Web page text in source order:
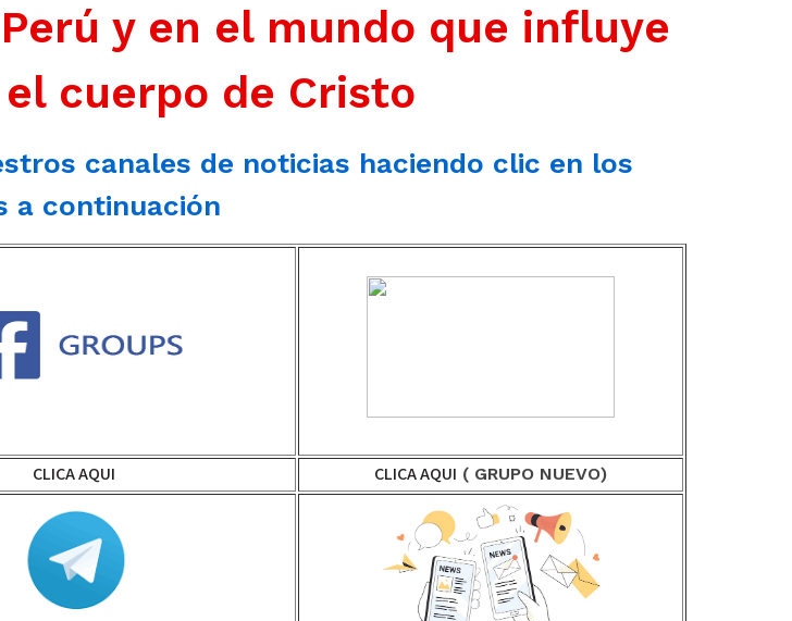
y en el mundo que influye
cuerpo de Cristo
canales de noticias haciendo clic en los
a continuación
CLICA AQUI CLICA AQUI ( GRUPO NUEVO)